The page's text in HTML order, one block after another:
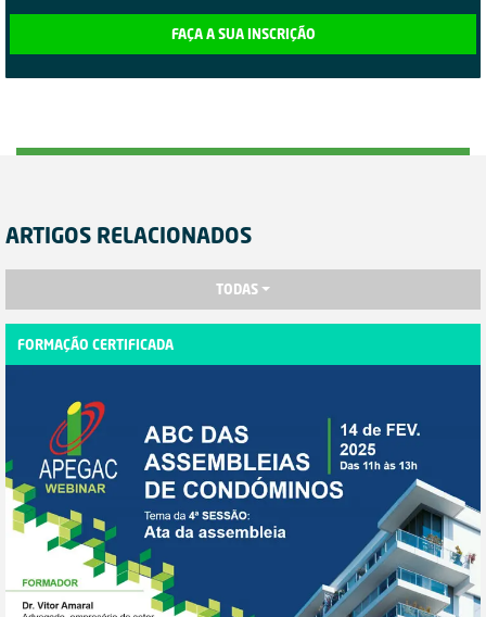
FAÇA A SUA INSCRIÇÃO
ARTIGOS RELACIONADOS
TODAS
FORMAÇÃO CERTIFICADA